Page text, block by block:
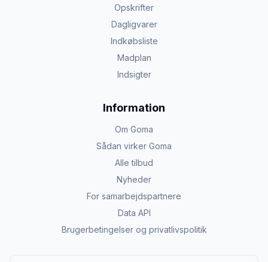
Opskrifter
Dagligvarer
Indkøbsliste
Madplan
Indsigter
Information
Om Goma
Sådan virker Goma
Alle tilbud
Nyheder
For samarbejdspartnere
Data API
Brugerbetingelser og privatlivspolitik